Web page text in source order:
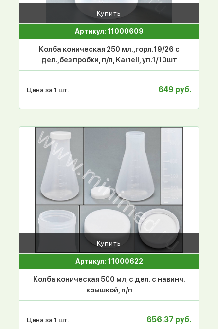
Купить
Артикул: 11000609
Колба коническая 250 мл.,горл.19/26 с
дел.,без пробки, п/п, Kartell, уп.1/10шт
Цена за 1 шт. 649 руб.
Купить
Артикул: 11000622
Колба коническая 500 мл, с дел. с навинч.
крышкой, п/п
Цена за 1 шт. 656.37 руб.